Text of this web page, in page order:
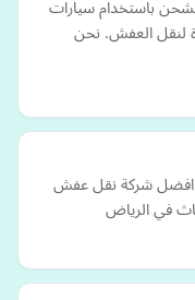
باستخدام سيارات
لنقل العفش. نحن
افضل شركة نقل عفش
في الرياض